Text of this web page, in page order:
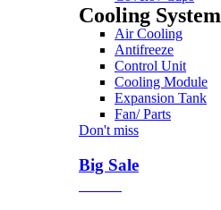
Cooling System
Air Cooling
Antifreeze
Control Unit
Cooling Module
Expansion Tank
Fan/ Parts
Don't miss
Big Sale